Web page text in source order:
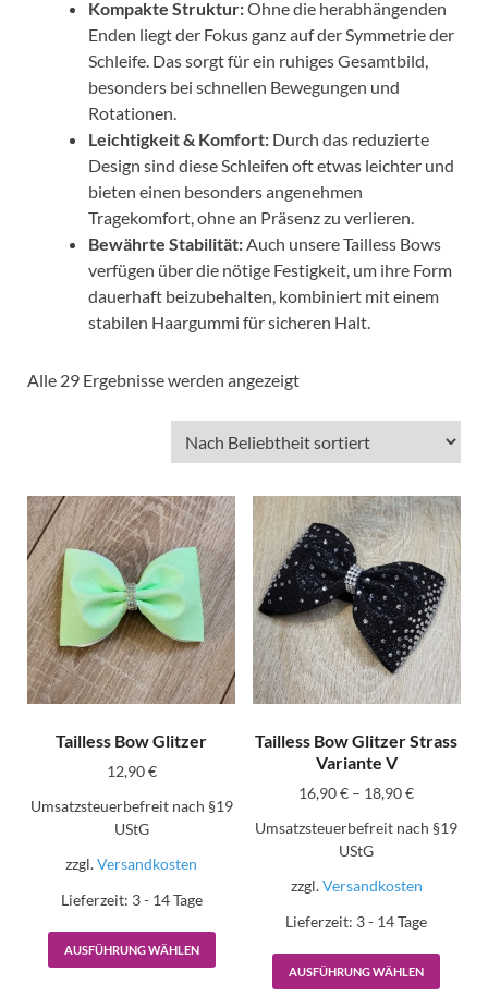
Kompakte Struktur:Ohne die herabhängenden
Enden liegt der Fokus ganz auf der Symmetrie der
Schleife. Das sorgt für ein ruhiges Gesamtbild,
besonders bei schnellen Bewegungen und
Rotationen.
Leichtigkeit & Komfort: Durch das reduzierte
Design sind diese Schleifen oft etwas leichter und
bieten einen besonders angenehmen
Tragekomfort, ohne an Präsenz zu verlieren.
Bewährte Stabilität:Auch unsere Tailless Bows
verfügen über die nötige Festigkeit, um ihre Form
dauerhaft beizubehalten, kombiniert mit einem
stabilen Haargummi für sicheren Halt.
Alle 29 Ergebnisse werden angezeigt
Tailless Bow Glitzer
12,90€
Umsatzsteuerbefreit nach §19
UStG
zzgl.Versandkosten
Lieferzeit: 3 - 14 Tage
AUSFÜHRUNG WÄHLEN
Tailless Bow Glitzer Strass
Variante V
16,90€ – 18,90€
Umsatzsteuerbefreit nach §19
UStG
zzgl.Versandkosten
Lieferzeit: 3 - 14 Tage
AUSFÜHRUNG WÄHLEN